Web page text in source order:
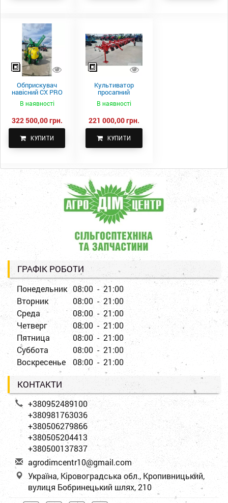
Обприскувач
навісний CX PRO
В наявності
322 500,00 грн.
КУПИТИ
Культиватор
просапний
КПН-5,6-05
В наявності
221 000,00 грн.
КУПИТИ
ГРАФІК РОБОТИ
Понедельник 08:00 - 21:00
Вторник
08:00 - 21:00
Среда
08:00 - 21:00
Четверг
08:00 - 21:00
Пятница
08:00 - 21:00
Суббота
08:00 - 21:00
Воскресенье
08:00 - 21:00
КОНТАКТИ
+380952489100
+380981763036
+380506279866
+380505204413
+380500137837
agrodimcentr10@gmail.com
Україна, Кіровоградська обл., Кропивницький,
вулиця Бобринецький шлях, 210